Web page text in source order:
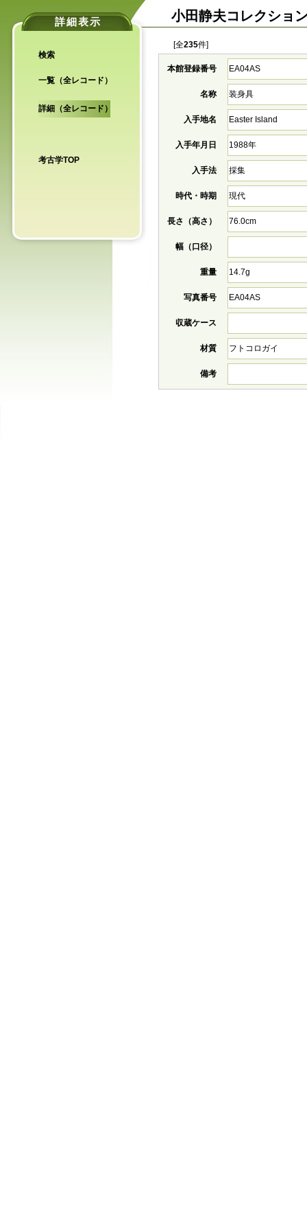
詳細表示
検索
一覧（全レコード）
詳細（全レコード）
考古学TOP
小田静夫コレクショ
[全235件]
本館登録番号 EA04AS
名称 装身具
入手地名 Easter Island
入手年月日 1988年
入手法 採集
時代・時期 現代
長さ（高さ） 76.0cm
幅（口径）
重量 14.7g
写真番号 EA04AS
収蔵ケース
材質 フトコロガイ
備考